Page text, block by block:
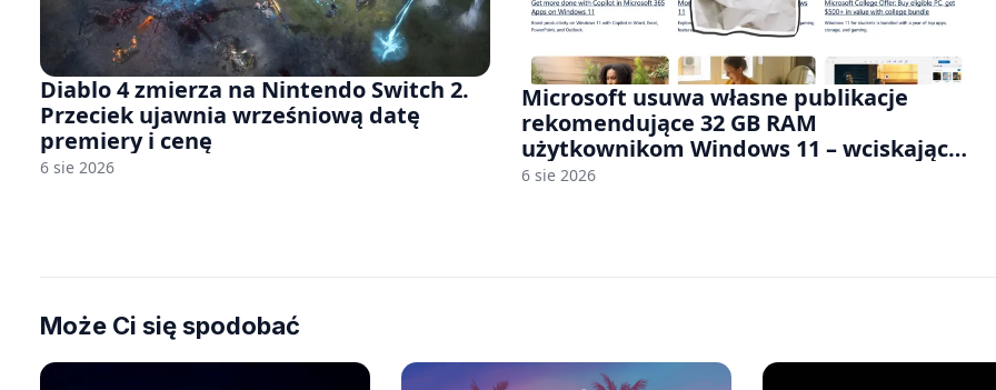
Diablo 4 zmierza na Nintendo Switch 2.
Przeciek ujawnia wrześniową datę
premiery i cenę
6 sie 2026
Microsoft usuwa własne publikacje
rekomendujące 32 GB RAM
użytkownikom Windows 11 – wciskając
nam przy tym komputery z 8 GB RAM po
6 sie 2026
Może Ci się spodobać